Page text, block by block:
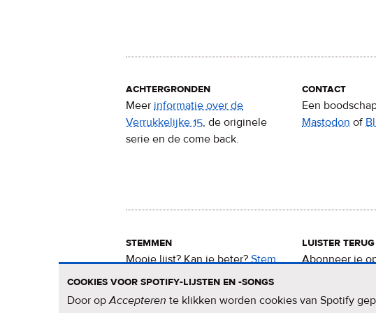
achtergronden
Meer informatie over de
Verrukkelijke 15, de originele
serie en de come back.
contact
Een
Mastodon of
stemmen
Mooie lijst? Kan ie beter?Stem
nu voor de Verrukkelijke 15.
luister terug
Abonneer je
cookies voor spotify-lijsten en -songs
Door opAccepteren te klikken worden cookies van Spotify